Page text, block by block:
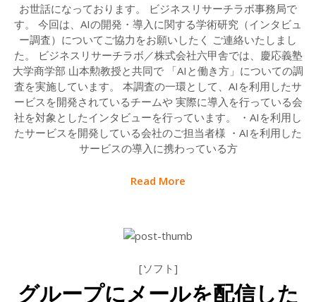
お世話になっております。 ビジネスリサーチラボ事務局で
す。 今回は、AIの開発・導入に関する学術研究（インタビュ
ー調査）についてご協力をお願いしたく ご連絡いたしまし
た。 ビジネスリサーチラボ／株式会社六甲舎では、慶応義塾
大学商学部 山本勲教授と共同で 「AIと働き方」についての調
査を実施しています。 本調査の一環として、AIを利用したサ
ービスを開発されているチームや 実際に導入を行っている会
社を対象としたインタビューを行っています。 ・AIを利用し
たサービスを開発している会社のご担当者様 ・AIを利用した
サービスの導入に携わっている方
Read More
[ソフト]
グループにメールを配信した